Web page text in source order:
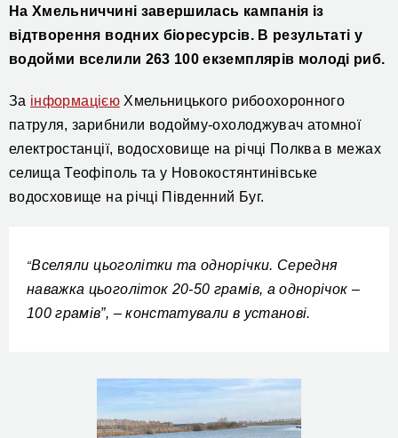
На Хмельниччині завершилась кампанія із
відтворення водних біоресурсів. В результаті у
водойми вселили 263 100 екземплярів молоді риб.
За інформацієюХмельницького рибоохоронного
патруля, зарибнили водойму-охолоджувач атомної
електростанції, водосховище на річці Полква в межах
селища Теофіполь та у Новокостянтинівське
водосховище на річці Південний Буг.
“Вселяли цьоголітки та однорічки. Середня
наважка цьоголіток 20-50 грамів, а однорічок –
100 грамів”, – констатували в установі.